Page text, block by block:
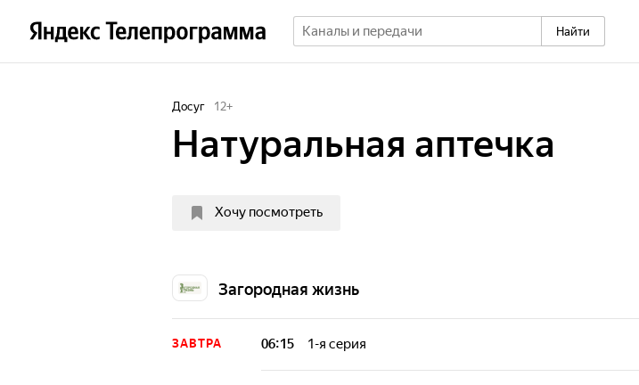
Найти
Досуг 12+
Натуральная аптечка
Хочу посмотреть
Загородная жизнь
ЗАВТРА 06:15 1-я серия
Передача, в которой каждый найдет для себя что-то новое и